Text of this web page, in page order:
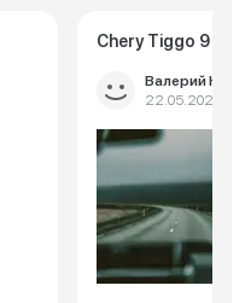
Chery Tiggo 9
Валерий
22.05.2025